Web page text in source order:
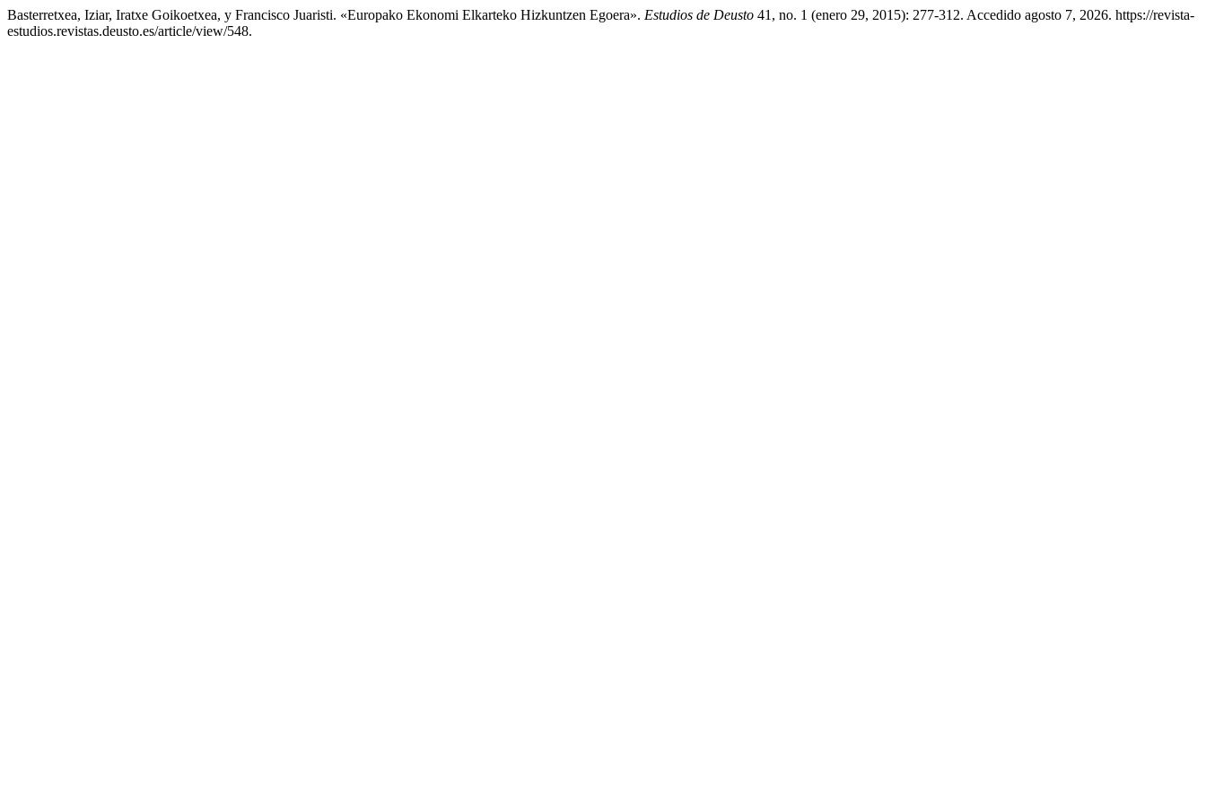
Basterretxea, Iziar, Iratxe Goikoetxea, y Francisco Juaristi. «Europako Ekonomi Elkarteko Hizkuntzen Egoera». Estudios de Deusto 41, no. 1 (enero 29, 2015): 277-312. Accedido agosto 7, 2026. https://revista-
estudios.revistas.deusto.es/article/view/548.